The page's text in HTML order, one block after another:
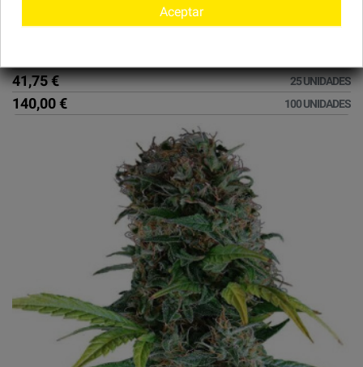
41,75 € 25 UNIDADES
140,00 € 100 UNIDADES
Aceptar